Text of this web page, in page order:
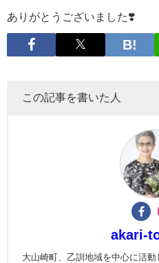
ありがとうございました❣️
この記事を書いた人
akari-
大山崎町、乙訓地域を中心に活